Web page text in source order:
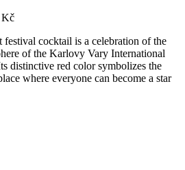
Kč
festival cocktail is a celebration of the
of the Karlovy Vary International
distinctive red color symbolizes the
where everyone can become a star